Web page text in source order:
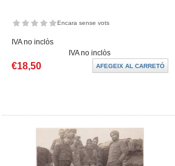
Encara sense vots
IVA no inclòs
IVA no inclòs
€18,50